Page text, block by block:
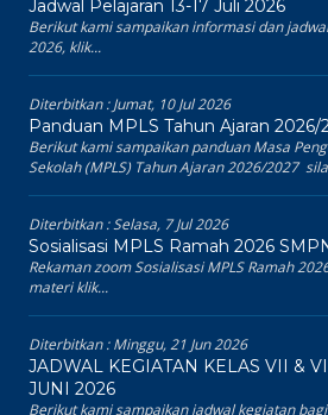
Jadwal Pelajaran 13-17 Juli 2026
Berikut kami sampaikan informasi dan
2026, klik...
Diterbitkan :Jumat, 10 Jul 2026
Panduan MPLS Tahun Ajaran 2026/
Berikut kami sampaikan panduan Masa
Sekolah (MPLS) Tahun Ajaran 2026/2027
Diterbitkan :Selasa, 7 Jul 2026
Sosialisasi MPLS Ramah 2026
Rekaman zoom Sosialisasi MPLS Ramah
materi klik...
Diterbitkan :Minggu, 21 Jun 2026
JADWAL KEGIATAN KELAS VII &
JUNI 2026
Berikut kami sampaikan jadwal kegiatan